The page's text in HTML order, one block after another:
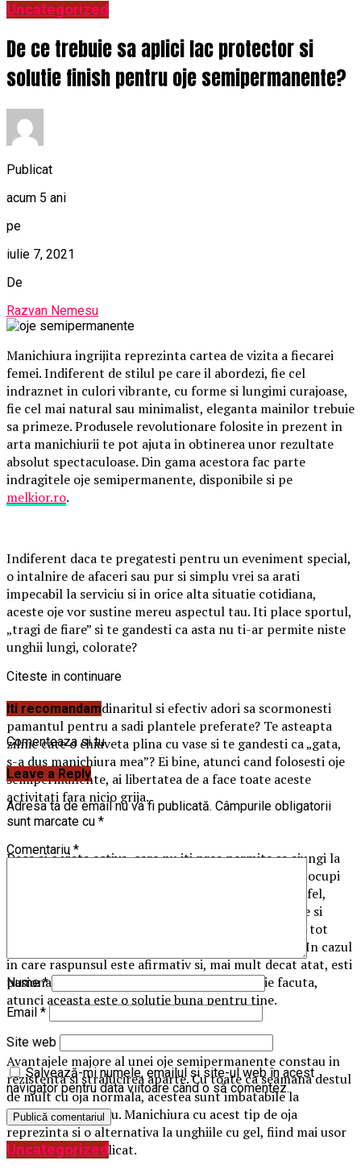
Uncategorized
De ce trebuie sa aplici lac protector si
solutie finish pentru oje semipermanente?
Publicat
acum 5 ani
pe
iulie 7, 2021
De
Razvan Nemesu
Manichiura ingrijita reprezinta cartea de vizita a fiecarei
femei. Indiferent de stilul pe care il abordezi, fie cel
indraznet in culori vibrante, cu forme si lungimi curajoase,
fie cel mai natural sau minimalist, eleganta mainilor trebuie
sa primeze. Produsele revolutionare folosite in prezent in
arta manichiurii te pot ajuta in obtinerea unor rezultate
absolut spectaculoase. Din gama acestora fac parte
indragitele oje semipermanente, disponibile si pe
melkior.ro.
Indiferent daca te pregatesti pentru un eveniment special,
o intalnire de afaceri sau pur si simplu vrei sa arati
impecabil la serviciu si in orice alta situatie cotidiana,
aceste oje vor sustine mereu aspectul tau. Iti place sportul,
„tragi de fiare” si te gandesti ca asta nu ti-ar permite niste
unghii lungi, colorate?
Te relaxeaza gradinaritul si efectiv adori sa scormonesti
pamantul pentru a sadi plantele preferate? Te asteapta
zilnic cate o chiuveta plina cu vase si te gandesti ca „gata,
s-a dus manichiura mea”? Ei bine, atunci cand folosesti oje
semipermanente, ai libertatea de a face toate aceste
activitati fara nicio grija.
Daca ai o viata activa, care nu iti prea permite sa ajungi la
saloanele de manichiura, probabil te-ai gandit sa te ocupi
singura de unghiile tale, in confortul casei. In acest fel,
drumurile la salon, traficul aglomerat, programarile si
toata asteptarea ar lua sfarsit. Dar esti pregatita cu tot
kitul necesar acestui tip de intretinere a unghiilor? In cazul
in care raspunsul este afirmativ si, mai mult decat atat, esti
pasionata de manichiura si ai idee cum trebuie facuta,
atunci aceasta este o solutie buna pentru tine.
Avantajele majore al unei oje semipermanente constau in
rezistenta si stralucirea aparte. Cu toate ca seamana destul
de mult cu oja normala, acestea sunt imbatabile la
durabilitate si luciu. Manichiura cu acest tip de oja
reprezinta si o alternativa la unghiile cu gel, fiind mai usor
si mai rapid de aplicat.
Citeste in continuare
Iti recomandam
Comenteaza si tu
Leave a Reply
Adresa ta de email nu va fi publicată. Câmpurile obligatorii
sunt marcate cu *
Comentariu *
Nume*
Email *
Site web
Salvează-mi numele, emailul și site-ul web în acest
navigator pentru data viitoare când o să comentez.
Uncategorized